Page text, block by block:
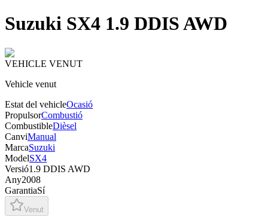
Suzuki SX4 1.9 DDIS AWD
VEHICLE VENUT
Vehicle venut
Estat del vehicleOcasió
PropulsorCombustió
CombustibleDièsel
CanviManual
MarcaSuzuki
ModelSX4
Versió1.9 DDIS AWD
Any2008
GarantiaSí
Venut